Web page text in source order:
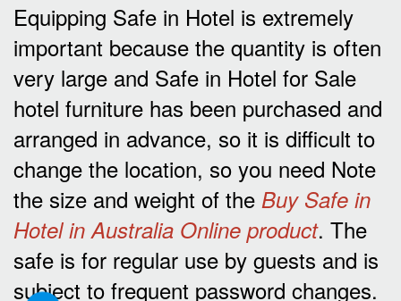
Equipping Safe in Hotel is extremely
important because the quantity is often
very large and Safe in Hotel for Sale
hotel furniture has been purchased and
arranged in advance, so it is difficult to
change the location, so you need Note
the size and weight of the Buy Safe in
Hotel in Australia Online product. The
safe is for regular use by guests and is
subject to frequent password changes.